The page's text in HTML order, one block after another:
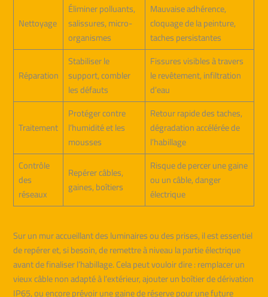
Nettoyage
Éliminer polluants,
salissures, micro-
organismes
Mauvaise adhérence,
cloquage de la peinture,
taches persistantes
Réparation
Stabiliser le
support, combler
les défauts
Fissures visibles à travers
le revêtement, infiltration
d’eau
Traitement
Protéger contre
l’humidité et les
mousses
Retour rapide des taches,
dégradation accélérée de
l’habillage
Contrôle
des
réseaux
Repérer câbles,
gaines, boîtiers
Risque de percer une gaine
ou un câble, danger
électrique
Sur un mur accueillant des luminaires ou des prises, il est essentiel
de repérer et, si besoin, de remettre à niveau la partie électrique
avant de finaliser l’habillage. Cela peut vouloir dire : remplacer un
vieux câble non adapté à l’extérieur, ajouter un boîtier de dérivation
IP65, ou encore prévoir une gaine de réserve pour une future